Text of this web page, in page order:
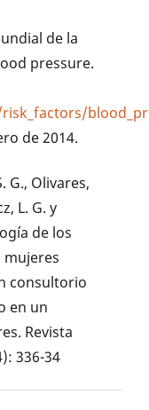
de la
pressure.
de 2014.
G., Olivares,
L. G. y
de los
mujeres
consultorio
en un
Revista
336-34